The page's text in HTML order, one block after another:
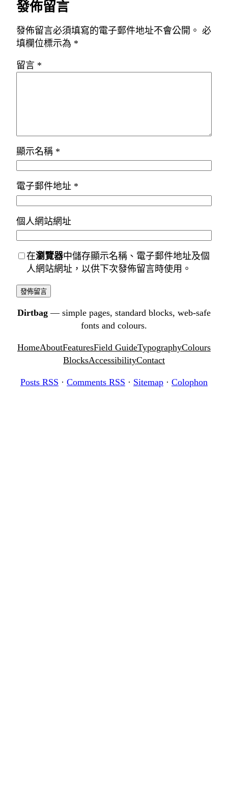
發佈留言
發佈留言必須填寫的電子郵件地址不會公開。 必
填欄位標示為 *
留言 *
顯示名稱 *
電子郵件地址 *
個人網站網址
在瀏覽器中儲存顯示名稱、電子郵件地址及個
人網站網址，以供下次發佈留言時使用。
Dirtbag — simple pages, standard blocks, web-safe
fonts and colours.
HomeAboutFeaturesField GuideTypographyColours
BlocksAccessibilityContact
Posts RSS · Comments RSS · Sitemap · Colophon